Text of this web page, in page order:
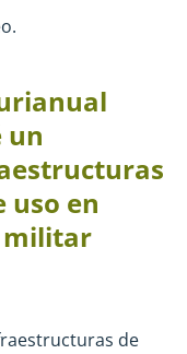
un
uso en
militar
de